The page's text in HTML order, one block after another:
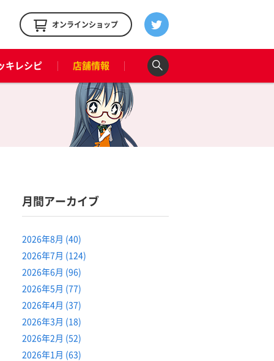
オンラインショップ
キレシピ 店舗情報
月間アーカイブ
2026年8月 (40)
2026年7月 (124)
2026年6月 (96)
2026年5月 (77)
2026年4月 (37)
2026年3月 (18)
2026年2月 (52)
2026年1月 (63)